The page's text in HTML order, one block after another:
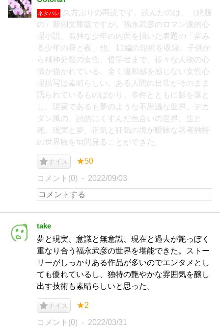
ネタバレ
久方ぶりの再読です。読んだのは、（絶版
の）新潮文庫版ですが。福永武彦のロマン派的心
理小説、孤独な少年の内面を描いた表題の「夢み
る少年の昼と夜」他、11編の短編を収録。子供か
ら精神分裂の女性、哲学者まで、様々な人物の心
情が描かれている。全く違和感を感じない女性心
理描写は素晴らしい。ある人間の日常がそのまま
語られているものばかり。事件とともに影を落と
し、現実であるも夢のような不思議な世界、デカ
ダン風の、詩的にくすんだ色合いの世界、生と
死、現実と夢、正気と狂気の境が曖昧な著者独特
の世界観を垣間見ることができた。
ナイス ★50
コメント(0) 2022/09/03
take
夢と現実、意識と無意識、現在と過去が艶っぽく
重なり合う福永武彦の世界を堪能できた。ストー
リーがしっかりある作品が多いのでエンタメとし
ても優れているし、独特の艶やかな雰囲気を醸し
出す技術も素晴らしいと思った。
ナイス ★2
コメント(0) 2022/03/31